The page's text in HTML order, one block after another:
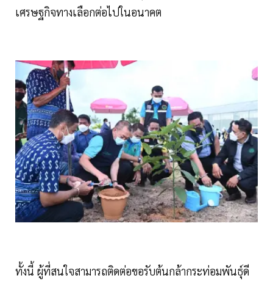
เศรษฐกิจทางเลือกต่อไปในอนาคต
ทั้งนี้ ผู้ที่สนใจสามารถติดต่อขอรับต้นกล้ากระท่อมพันธุ์ดี